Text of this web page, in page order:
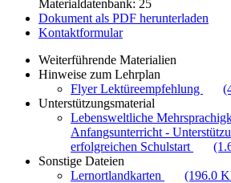
Materialdatenbank: 25
Dokument als PDF herunterladen
Kontaktformular
Weiterführende Materialien
Hinweise zum Lehrplan
Flyer Lektüreempfehlung
Unterstützungsmaterial
Lebensweltliche
Anfangsunterricht -
erfolgreichen Schulstart
Sonstige Dateien
Lernortlandkarten
(196.0